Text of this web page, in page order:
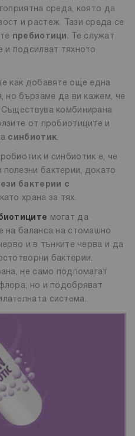
среда, която да
и растеж. Тази среда се
пребиотици . Те служат
и подсилват тяхното
как добавяте още една
но бързаме да ви кажем, че
комбинирана
от пробиотиците и
синбиотик.
и синбиотик е, че
бактерии, докато
бактерии с
храна за тях.
могат да
на баланса на стомашно
и в тънките черва и да
бактерии.
не само подпомагат
но и подобряват
система.